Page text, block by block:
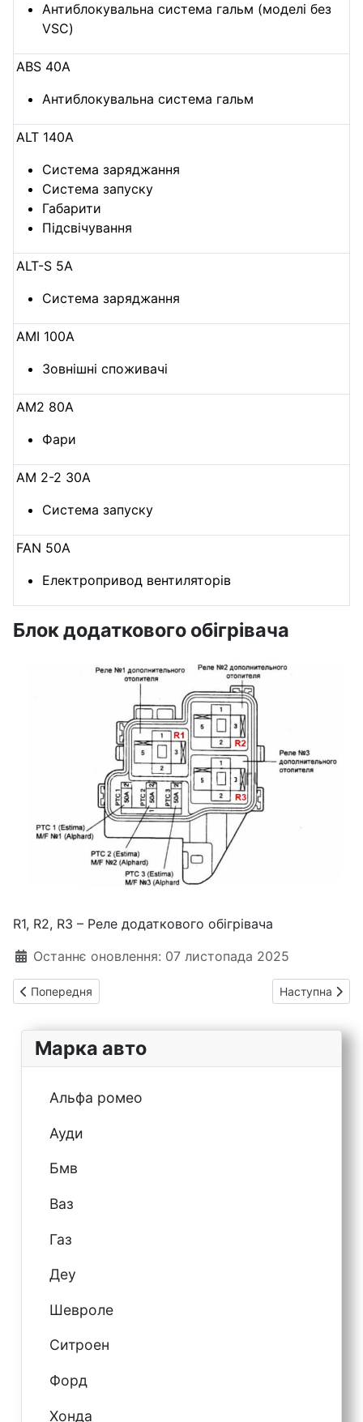
Антиблокувальна система гальм (моделі без
VSC)
ABS 40А
Антиблокувальна система гальм
ALT 140А
Система заряджання
Система запуску
Габарити
Підсвічування
ALT-S 5А
Система заряджання
AMI 100A
Зовнішні споживачі
AM2 80A
Фари
AM 2-2 30А
Система запуску
FAN 50А
Електропривод вентиляторів
Блок додаткового обігрівача
R1, R2, R3 – Реле додаткового обігрівача
Деталі
Останнє оновлення: 07 листопада 2025
Попередня стаття: Тойота Авалон 3 – запобіжники та реле
Попередня Наступна
Наступна
Марка авто
Альфа ромео
Ауди
Бмв
Ваз
Газ
Деу
Шевроле
Ситроен
Форд
Хонда